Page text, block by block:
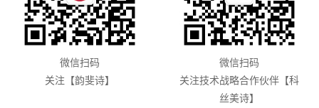
微信扫码
关注【韵斐诗】
微信扫码
关注技术战略合作伙伴【科
丝美诗】